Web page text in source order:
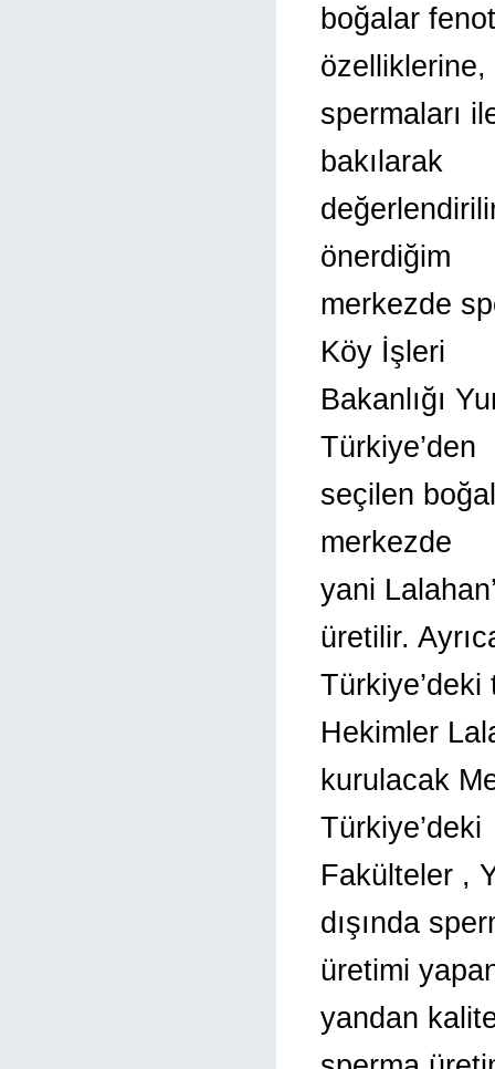
boğalar
özelliklerine,
spermaları
bakılarak
önerdiğim
merkezde
Köy İşleri
Bakanlığı
Türkiye’den
seçilen
merkezde
yani
üretilir.
Hekimler
kurulacak
Türkiye’deki
Fakülteler ,
dışında
üretimi
yandan